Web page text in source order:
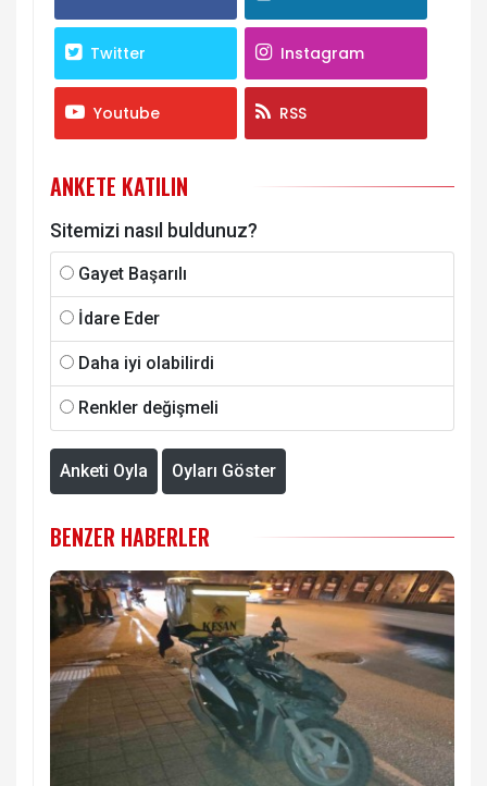
Twitter Instagram
Youtube RSS
ANKETE KATILIN
Sitemizi nasıl buldunuz?
Gayet Başarılı
İdare Eder
Daha iyi olabilirdi
Renkler değişmeli
Anketi Oyla Oyları Göster
BENZER HABERLER